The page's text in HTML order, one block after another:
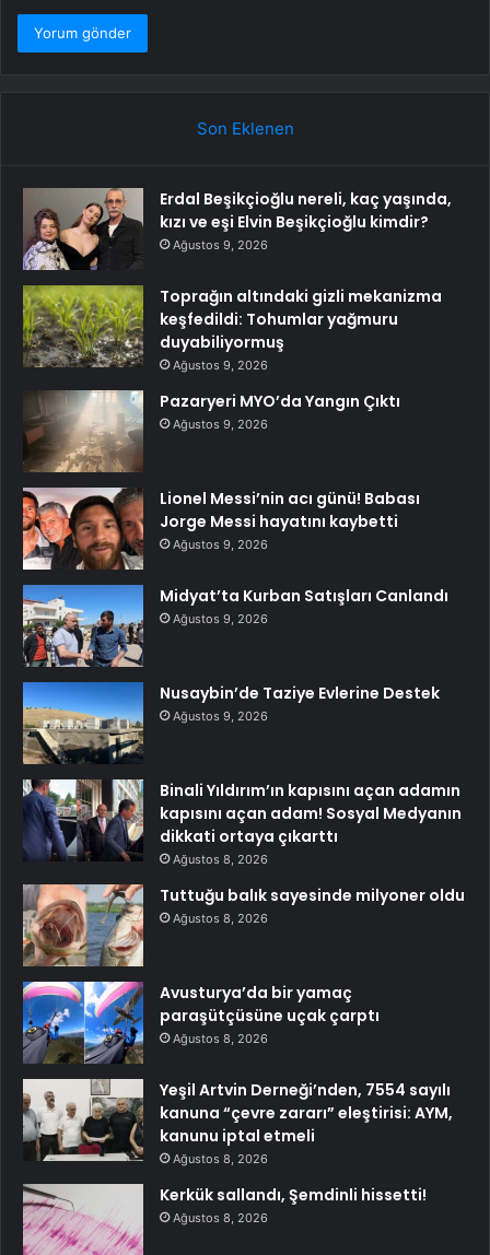
Son Eklenen
Erdal Beşikçioğlu nereli, kaç yaşında,
kızı ve eşi Elvin Beşikçioğlu kimdir?
Ağustos 9, 2026
Toprağın altındaki gizli mekanizma
keşfedildi: Tohumlar yağmuru
duyabiliyormuş
Ağustos 9, 2026
Pazaryeri MYO’da Yangın Çıktı
Ağustos 9, 2026
Lionel Messi’nin acı günü! Babası
Jorge Messi hayatını kaybetti
Ağustos 9, 2026
Midyat’ta Kurban Satışları Canlandı
Ağustos 9, 2026
Nusaybin’de Taziye Evlerine Destek
Ağustos 9, 2026
Binali Yıldırım’ın kapısını açan adamın
kapısını açan adam! Sosyal Medyanın
dikkati ortaya çıkarttı
Ağustos 8, 2026
Tuttuğu balık sayesinde milyoner oldu
Ağustos 8, 2026
Avusturya’da bir yamaç
paraşütçüsüne uçak çarptı
Ağustos 8, 2026
Yeşil Artvin Derneği’nden, 7554 sayılı
kanuna “çevre zararı” eleştirisi: AYM,
kanunu iptal etmeli
Ağustos 8, 2026
Kerkük sallandı, Şemdinli hissetti!
Ağustos 8, 2026